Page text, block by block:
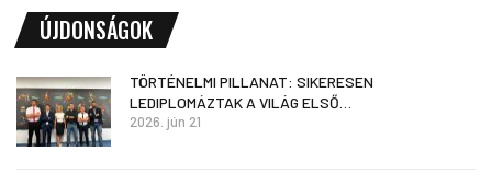
ÚJDONSÁGOK
TÖRTÉNELMI PILLANAT: SIKERESEN
LEDIPLOMÁZTAK A VILÁG ELSŐ…
2026. jún 21